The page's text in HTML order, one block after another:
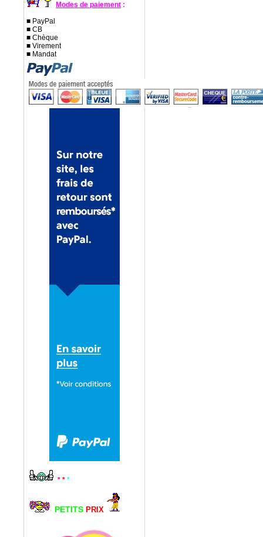
Modes de paiement :
■ PayPal
■ CB
■ Chèque
■ Virement
■ Mandat
* * *
PETITS PRIX